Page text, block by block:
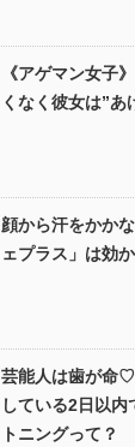
《アゲマン女子
くなく彼女は”あ
顔から汗をかか
ェプラス」は効
芸能人は歯が命
している2日以内
トニングって？